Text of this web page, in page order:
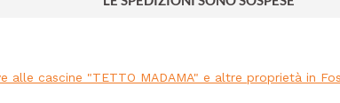
alle cascine "TETTO MADAMA" e altre proprietà in